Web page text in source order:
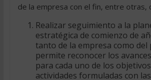
de la empresa con el fin, entre otras,
Realizar seguimiento a la
estratégica de comienzo de
tanto de la empresa como del
permite reconocer los
para cada uno de los
actividades formuladas con